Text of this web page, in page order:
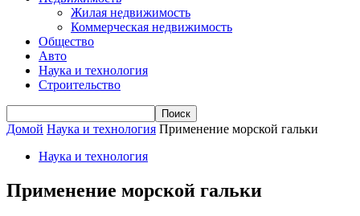
Жилая недвижимость
Коммерческая недвижимость
Общество
Авто
Наука и технология
Строительство
Домой Наука и технология Применение морской гальки
Наука и технология
Применение морской гальки